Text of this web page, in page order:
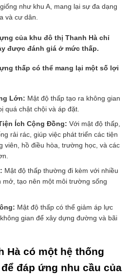
như khu A, mang lại sự đa dạng
và cư dân.
của khu đô thị Thanh Hà chỉ
được đánh giá ở mức thấp.
thấp có thể mang lại một số lợi
Lớn: Mật độ thấp tạo ra không gian
quá chật chội và áp đặt.
Ích Cộng Đồng: Với mật độ thấp,
rải rác, giúp việc phát triển các tiện
viên, hồ điều hòa, trường học, và các
Mật độ thấp thường đi kèm với nhiều
mở, tạo nên một môi trường sống
Mật độ thấp có thể giảm áp lực
gian để xây dựng đường và bãi
Hà có một hệ thống
đáp ứng nhu cầu của